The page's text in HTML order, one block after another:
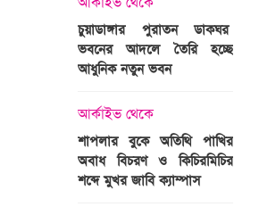
চুয়াডাঙ্গার পুরাতন ডাকঘর
ভবনের আদলে তৈরি হচ্ছে
আধুনিক নতুন ভবন
আর্কাইভ থেকে
শাপলার বুকে অতিথি পাখির
অবাধ বিচরণ ও কিচিরমিচির
শব্দে মুখর জাবি ক্যাম্পাস